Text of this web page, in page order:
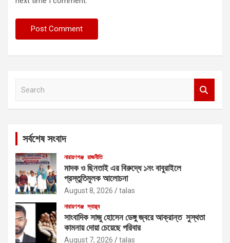
সর্বশেষ সংবাদ
নারায়ণগঞ্জ রাজনীতি
মাদক ও ছিনতাই এর বিরুদ্ধে ১নং বাবুরাইলে
প্রস্তুতিমূলক আলোচনা
August 8, 2026 talas
নারায়ণগঞ্জ স্বাস্থ্য
সাংবাদিক সাজু হোসেন ডেঙ্গু জ্বরে আক্রান্ত সুস্থতা
কামনায় দোয়া চেয়েছে পরিবার
August 7, 2026 talas